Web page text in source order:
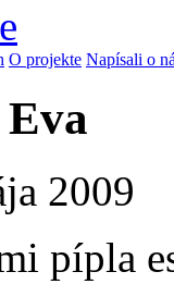
O projekte Napísali o
2009
pípla